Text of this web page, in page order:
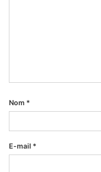
Nom *
E-mail *